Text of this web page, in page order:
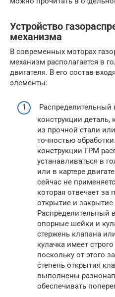
Устройство
механизма
В современных моторах
механизм располагается в
двигателя. В его состав
элементы:
конструкции деталь,
из прочной стали
точностью
конструкции ГРМ
устанавливаться в
или в картере
сейчас не
которая отвечает за
открытие и
Распределительный
опорные шейки и
стержень клапана
кулачка имеет
поскольку от этого
степень открытия
выполнены
обеспечивать